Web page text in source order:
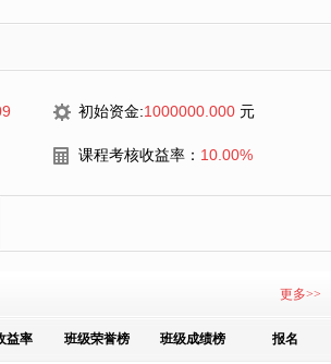
初始资金:1000000.000 元
课程考核收益率： 10.00%
更多>>
益率 班级荣誉榜 班级成绩榜 报名